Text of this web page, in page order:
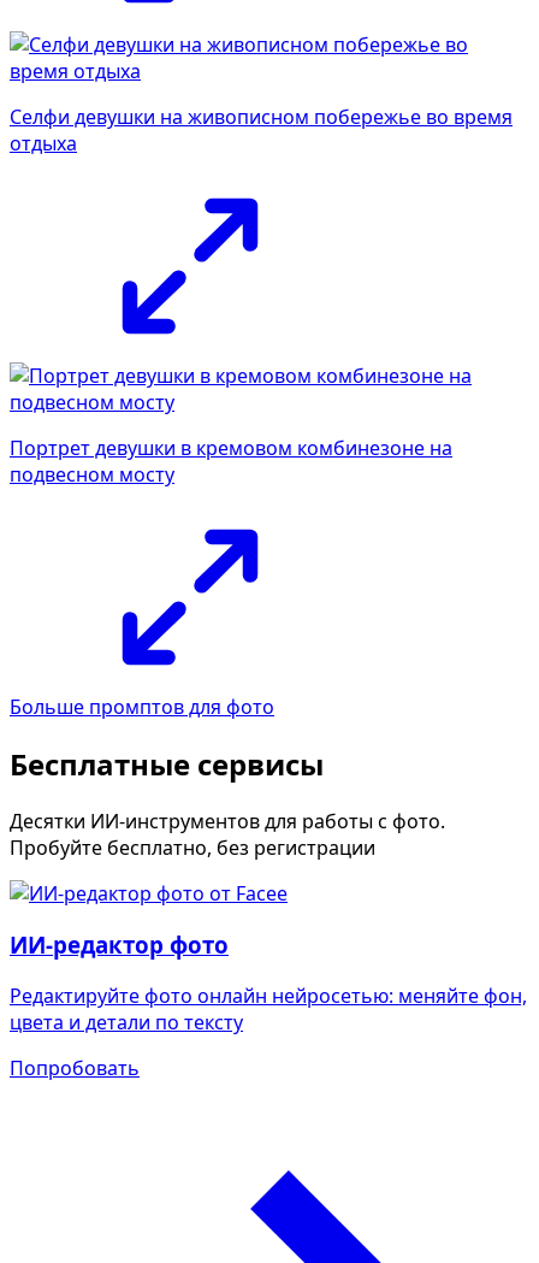
Селфи девушки на живописном побережье во время
отдыха
Портрет девушки в кремовом комбинезоне на
подвесном мосту
Больше промптов для фото
Бесплатные сервисы
Десятки ИИ-инструментов для работы с фото.
Пробуйте бесплатно, без регистрации
ИИ-редактор фото
Редактируйте фото онлайн нейросетью: меняйте фон,
цвета и детали по тексту
Попробовать